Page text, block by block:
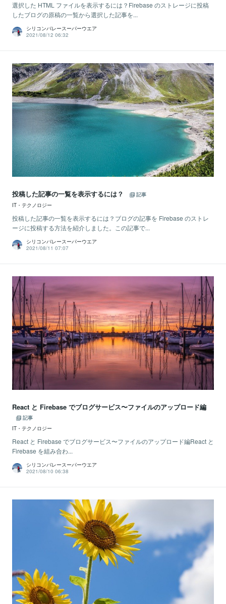
選択した HTML ファイルを表示するには？Firebase のストレージに投稿
したブログの原稿の一覧から選択した記事を...
シリコンバレースーパーウエア
2021/08/12 06:32
投稿した記事の一覧を表示するには？
記事
IT・テクノロジー
投稿した記事の一覧を表示するには？ブログの記事を Firebase のストレ
ージに投稿する方法を紹介しました。この記事で...
シリコンバレースーパーウエア
2021/08/11 07:07
React と Firebase でブログサービス〜ファイルのアップロード編
記事
IT・テクノロジー
React と Firebase でブログサービス〜ファイルのアップロード編React と
Firebase を組み合わ...
シリコンバレースーパーウエア
2021/08/10 06:38